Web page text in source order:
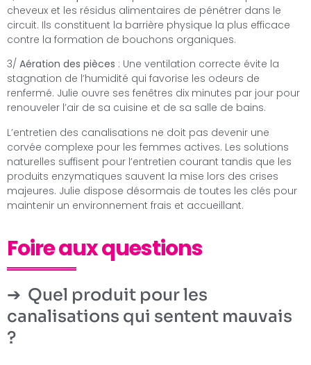
cheveux et les résidus alimentaires de pénétrer dans le
circuit. Ils constituent la barrière physique la plus efficace
contre la formation de bouchons organiques.
3/ Aération des pièces : Une ventilation correcte évite la
stagnation de l’humidité qui favorise les odeurs de
renfermé. Julie ouvre ses fenêtres dix minutes par jour pour
renouveler l’air de sa cuisine et de sa salle de bains.
L’entretien des canalisations ne doit pas devenir une
corvée complexe pour les femmes actives. Les solutions
naturelles suffisent pour l’entretien courant tandis que les
produits enzymatiques sauvent la mise lors des crises
majeures. Julie dispose désormais de toutes les clés pour
maintenir un environnement frais et accueillant.
Foire aux questions
Quel produit pour les
canalisations qui sentent mauvais
?